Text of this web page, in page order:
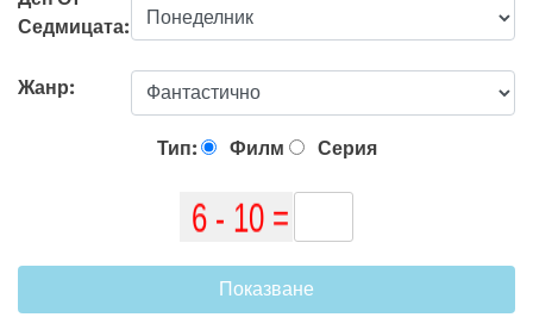
Седмицата:
Жанр:
Тип: Филм Серия
Показване